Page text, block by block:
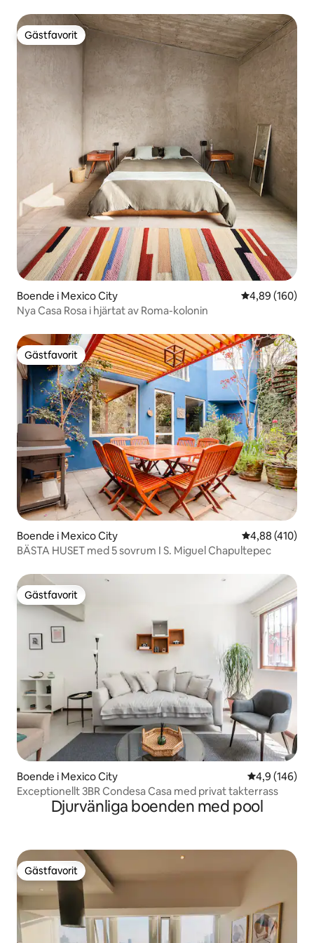
Gästfavorit
Gästfavorit
Boende i Mexico City 4,89 av 5 i
4,89 (160)
Nya Casa Rosa i hjärtat av Roma-kolonin
Gästfavorit
Gästfavorit
Boende i Mexico City 4,88 av 5 i
4,88 (410)
BÄSTA HUSET med 5 sovrum I S. Miguel Chapultepec
Gästfavorit
Gästfavorit
Boende i Mexico City 4,9 av 5 i
4,9 (146)
Exceptionellt 3BR Condesa Casa med privat takterrass
Djurvänliga boenden med pool
Gästfavorit
Gästfavorit